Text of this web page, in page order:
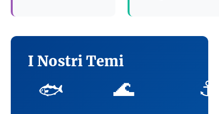
I Nostri Temi
🐟 🌊 ⚓